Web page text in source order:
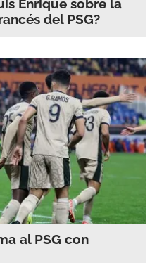
Enrique sobre la
del PSG?
al PSG con